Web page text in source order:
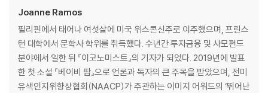
나이 많은 사촌이자 20년 넘게 신생아 보모 일을 해온 아테까지 각기 다른
Joanne Ramos
필리핀에서 태어나 여섯살에 미국 위스콘신주로 이주했으며, 프린스
턴 대학에서 문학사 학위를 취득했다. 수년간 투자금융 및 사모펀드
분야에서 일한 뒤 『이코노미스트』의 기자가 되었다. 2019년에 발표
한 첫 소설 『베이비 팜』으로 언론과 독자의 큰 주목을 받았으며, 전미
유색인지위향상협회(NAACP)가 주관하는 이미지 어워드의 ‘뛰어난